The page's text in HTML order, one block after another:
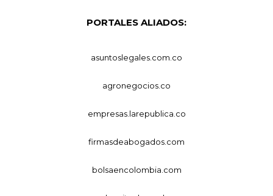
PORTALES ALIADOS:
asuntoslegales.com.co
agronegocios.co
empresas.larepublica.co
firmasdeabogados.com
bolsaencolombia.com